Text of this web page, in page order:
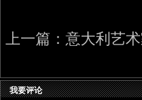
上一篇： 意大利艺
我要评论